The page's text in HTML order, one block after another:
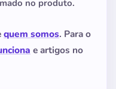
no produto.
quem somos. Para o
e artigos no